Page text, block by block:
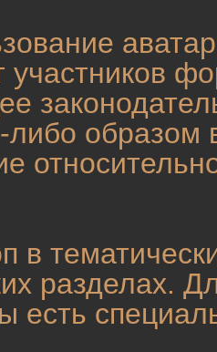
участников
образом
в
разделах.
есть